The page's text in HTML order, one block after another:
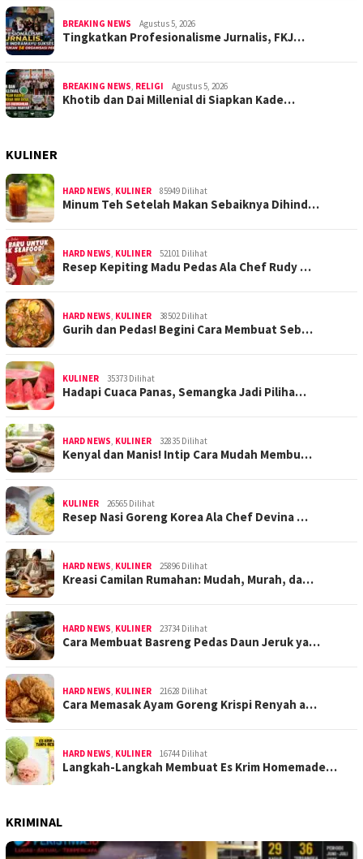
BREAKING NEWS Agustus 5, 2026
Tingkatkan Profesionalisme Jurnalis, FKJ…
BREAKING NEWS RELIGI Agustus 5, 2026
Khotib dan Dai Millenial di Siapkan Kade…
KULINER
HARD NEWS KULINER 85949 Dilihat
Minum Teh Setelah Makan Sebaiknya Dihind…
HARD NEWS KULINER 52101 Dilihat
Resep Kepiting Madu Pedas Ala Chef Rudy …
HARD NEWS KULINER 38502 Dilihat
Gurih dan Pedas! Begini Cara Membuat Seb…
KULINER 35373 Dilihat
Hadapi Cuaca Panas, Semangka Jadi Piliha…
HARD NEWS KULINER 32835 Dilihat
Kenyal dan Manis! Intip Cara Mudah Membu…
KULINER 26565 Dilihat
Resep Nasi Goreng Korea Ala Chef Devina …
HARD NEWS KULINER 25896 Dilihat
Kreasi Camilan Rumahan: Mudah, Murah, da…
HARD NEWS KULINER 23734 Dilihat
Cara Membuat Basreng Pedas Daun Jeruk ya…
HARD NEWS KULINER 21628 Dilihat
Cara Memasak Ayam Goreng Krispi Renyah a…
HARD NEWS KULINER 16744 Dilihat
Langkah-Langkah Membuat Es Krim Homemade…
KRIMINAL